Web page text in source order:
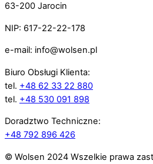
63-200 Jarocin
NIP: 617-22-22-178
e-mail: info@wolsen.pl
Biuro Obsługi Klienta:
tel. +48 62 33 22 880
tel. +48 530 091 898
Doradztwo Techniczne:
+48 792 896 426
© Wolsen 2024 Wszelkie prawa